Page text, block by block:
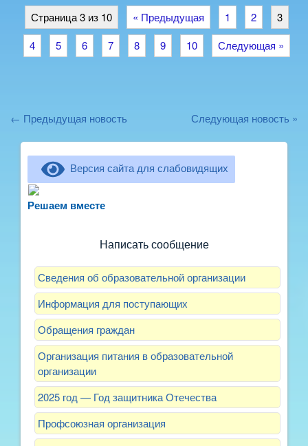
Страница 3 из 10 « Предыдущая 1 2
3
4
5 6 7 8 9 10 Следующая »
← Предыдущая новость Следующая новость »
Версия сайта для слабовидящих
Решаем вместерассказать о воспитателях? Знаете, как
Написать сообщение
Сведения об образовательной организации
Информация для поступающих
Обращения граждан
Организация питания в образовательной
организации
2025 год — Год защитника Отечества
Профсоюзная организация